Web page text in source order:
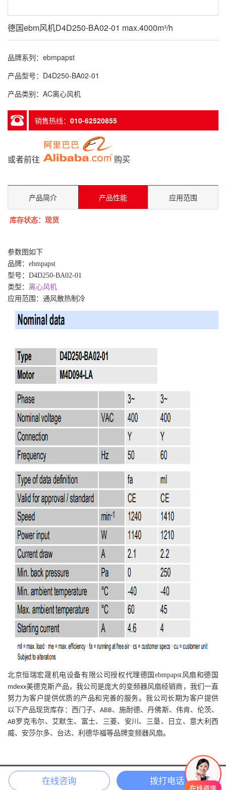
德国ebm风机D4D250-BA02-01 max.4000m³/h
品牌系列：ebmpapst
产品型号：D4D250-BA02-01
产品类别：AC离心风机
销售热线： 010-62520855
或者前往 购买
产品简介 产品性能 应用范围
库存状态：现货
参数图如下
品牌： ebmpapst
型号：D4D250-BA02-01
类型： 离心风机
应用范围：通风散热制冷
北京恒瑞宏晟机电设备有限公司授权代理德国 ebmpapst风扇和德国
mdexx美德克斯产品，我公司是庞大的变频器风扇经销商，我们一直
努力为客户提供优质的产品和完善的服务。我公司长期为客户提供
以下产品现货库存：西门子、 ABB、施耐德、丹佛斯、伟肯、伦茨、
AB罗克韦尔、艾默生、富士、三菱、安川、三垦、日立、意大利西
威、安莎尔多、台达、利德华福等品牌变频器风扇。
COPYRIGHT 2018 北京恒瑞宏晟机电设备有限公司 版权所有
京ICP备13042691号-3
在线咨询 拨打电话